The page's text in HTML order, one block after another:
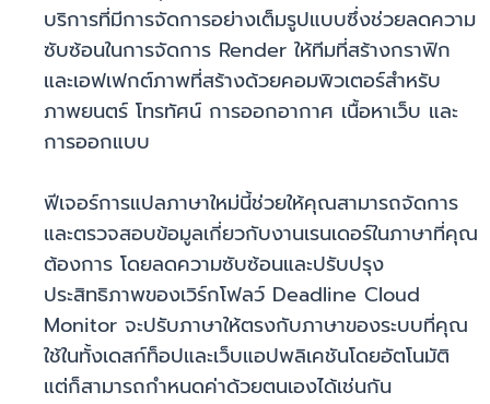
บริการที่มีการจัดการอย่างเต็มรูปแบบซึ่งช่วยลดความ
ซับซ้อนในการจัดการ Render ให้ทีมที่สร้างกราฟิก
และเอฟเฟกต์ภาพที่สร้างด้วยคอมพิวเตอร์สำหรับ
ภาพยนตร์ โทรทัศน์ การออกอากาศ เนื้อหาเว็บ และ
การออกแบบ
ฟีเจอร์การแปลภาษาใหม่นี้ช่วยให้คุณสามารถจัดการ
และตรวจสอบข้อมูลเกี่ยวกับงานเรนเดอร์ในภาษาที่คุณ
ต้องการ โดยลดความซับซ้อนและปรับปรุง
ประสิทธิภาพของเวิร์กโฟลว์ Deadline Cloud
Monitor จะปรับภาษาให้ตรงกับภาษาของระบบที่คุณ
ใช้ในทั้งเดสก์ท็อปและเว็บแอปพลิเคชันโดยอัตโนมัติ
แต่ก็สามารถกำหนดค่าด้วยตนเองได้เช่นกัน